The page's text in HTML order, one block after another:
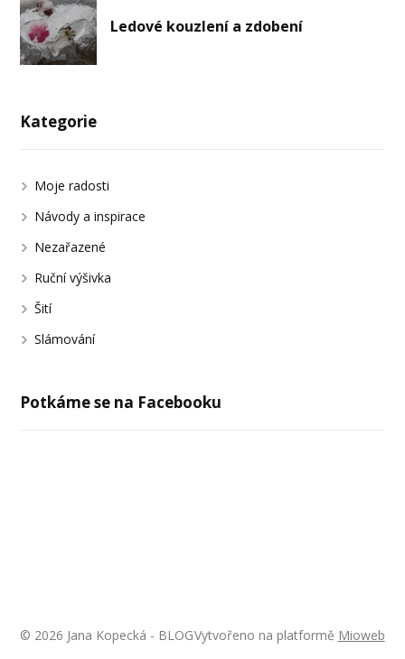
Ledové kouzlení a zdobení
Kategorie
Moje radosti
Návody a inspirace
Nezařazené
Ruční výšivka
Šití
Slámování
Potkáme se na Facebooku
© 2026 Jana Kopecká - BLOGVytvořeno na platformě Mioweb